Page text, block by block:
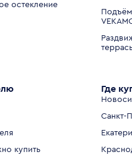
остекление
купить
Где
Санкт-